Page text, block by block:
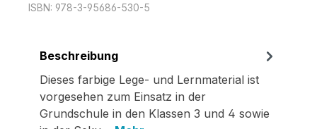
ISBN: 978-3-95686-530-5
Beschreibung
Dieses farbige Lege- und Lernmaterial ist
vorgesehen zum Einsatz in der
Grundschule in den Klassen 3 und 4 sowie